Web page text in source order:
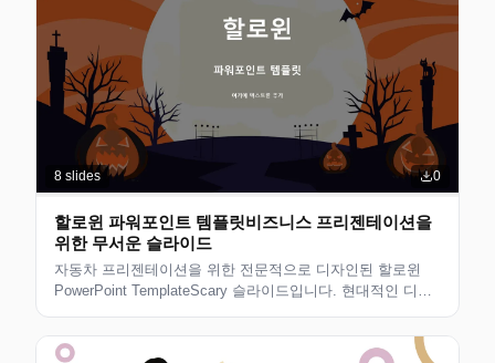
8 slides 0
할로윈 파워포인트 템플릿비즈니스 프리젠테이션을
위한 무서운 슬라이드
자동차 프리젠테이션을 위한 전문적으로 디자인된 할로윈
PowerPoint TemplateScary 슬라이드입니다. 현대적인 디자
니다.